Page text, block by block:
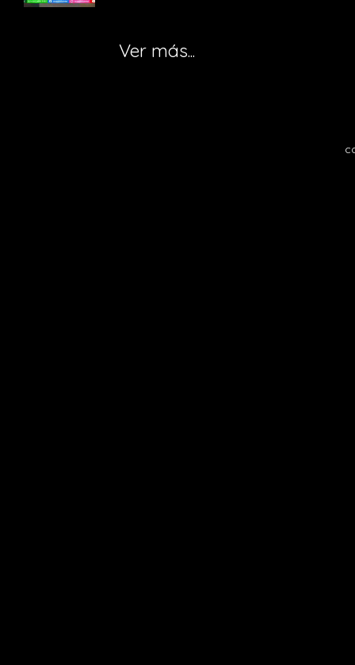
Ver más...